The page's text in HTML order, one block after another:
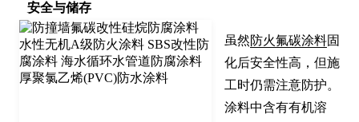
安全与储存
虽然防火氟碳涂料固
化后安全性高，但施
工时仍需注意防护。
涂料中含有有机溶